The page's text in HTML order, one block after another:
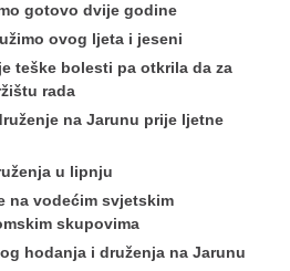
gotovo dvije godine
ovog ljeta i jeseni
teške bolesti pa otkrila da za
rada
na Jarunu prije ljetne
u lipnju
na vodećim svjetskim
skupovima
hodanja i druženja na Jarunu